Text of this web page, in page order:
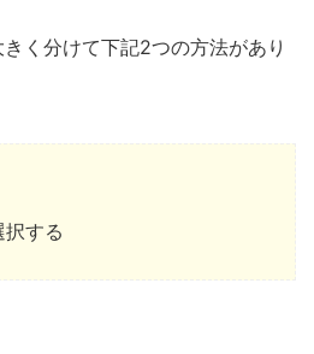
く分けて下記2つの方法があり
する